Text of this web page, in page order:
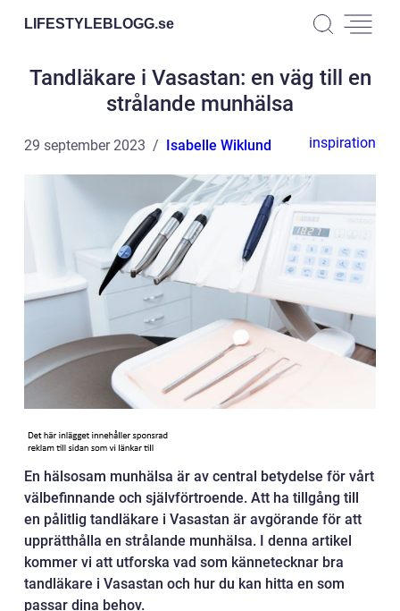
LIFESTYLEBLOGG.se
Tandläkare i Vasastan: en väg till en
strålande munhälsa
29 september 2023 Isabelle Wiklund inspiration
En hälsosam munhälsa är av central betydelse för vårt
välbefinnande och självförtroende. Att ha tillgång till
en pålitlig tandläkare i Vasastan är avgörande för att
upprätthålla en strålande munhälsa. I denna artikel
kommer vi att utforska vad som kännetecknar bra
tandläkare i Vasastan och hur du kan hitta en som
passar dina behov.